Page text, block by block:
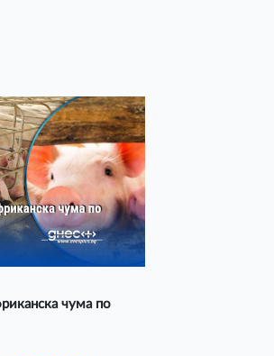
чума по